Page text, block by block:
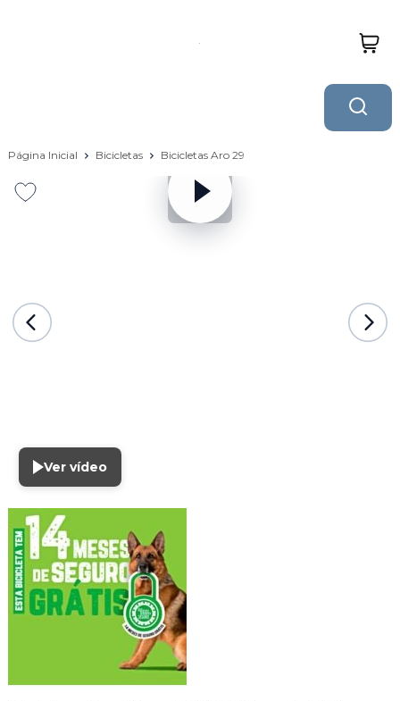
Página Inicial Bicicletas Bicicletas Aro 29
Ver vídeo